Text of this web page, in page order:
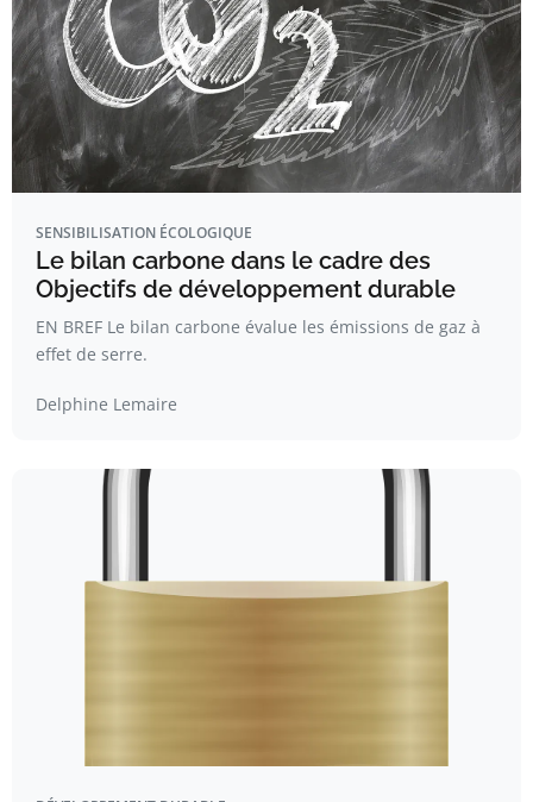
SENSIBILISATION ÉCOLOGIQUE
Le bilan carbone dans le cadre des
Objectifs de développement durable
EN BREF Le bilan carbone évalue les émissions de gaz à
effet de serre.
Delphine Lemaire